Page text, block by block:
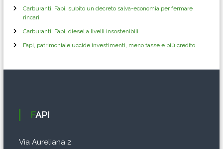
a
r
o
Carburanti: Fapi, subito un decreto salva-economia per fermare
rincari
Carburanti: Fapi, diesel a livelli insostenibili
Fapi, patrimoniale uccide investimenti, meno tasse e più credito
FAPI
Via Aureliana 2